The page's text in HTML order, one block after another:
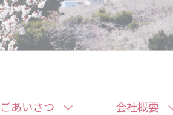
ごあいさつ 会社概要